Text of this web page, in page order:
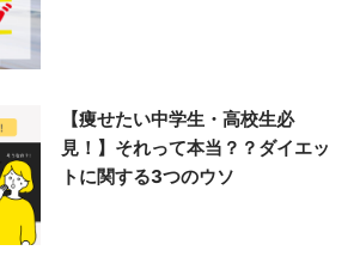
【痩せたい中学生・高校生必
見！】それって本当？？ダイエッ
トに関する3つのウソ